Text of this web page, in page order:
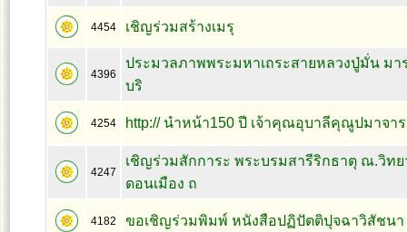
4454 เชิญร่วมสร้างเมรุ
4396
ประมวลภาพพระมหาเถระสายหลวงปู่มั่น ม
บริ
4254 http:// นำหน้า150 ปี เจ้าคุณอุบาลีคุณูปมาจา
4247
เชิญร่วมสักการะ พระบรมสารีริกธาตุ ณ.วิท
ดอนเมือง ถ
4182 ขอเชิญร่วมพิมพ์ หนังสือปฏิปัตติปุจฉาวิสัชนา